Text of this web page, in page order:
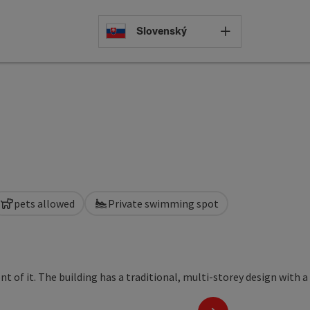
Select
Slovenský
pets allowed Private swimming spot